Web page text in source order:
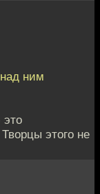
ним
этого не